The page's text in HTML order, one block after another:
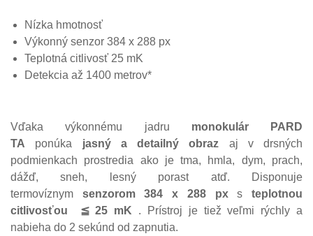
Nízka hmotnosť
Výkonný senzor 384 x 288 px
Teplotná citlivosť 25 mK
Detekcia až 1400 metrov*
Vďaka výkonnému jadru monokulár PARD
TA ponúka jasný a detailný obraz aj v drsných
podmienkach prostredia ako je tma, hmla, dym, prach,
dážď, sneh, lesný porast atď. Disponuje
termovíznym senzorom 384 x 288 pxsteplotnou
citlivosťou ≦ 25 mK .
Prístroj je tiež veľmi rýchly a
nabieha do 2 sekúnd od zapnutia.